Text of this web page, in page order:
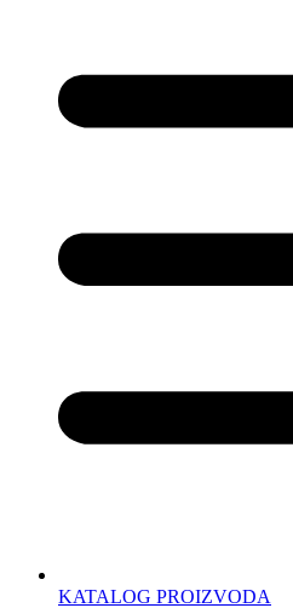
KATALOG PROIZVODA